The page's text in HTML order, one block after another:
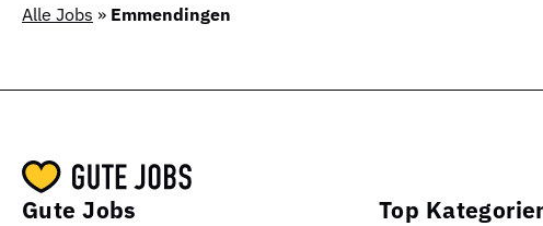
Alle Jobs » Emmendingen
Gute Jobs Top